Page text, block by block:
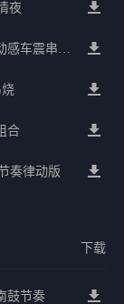
夜
打响2025全中文第二炮随梦想去远方靓音动感车震串烧2025
合
奏律动版
下载
鼓节奏